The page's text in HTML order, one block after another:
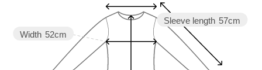
Sleeve length 57cm
Width 52cm